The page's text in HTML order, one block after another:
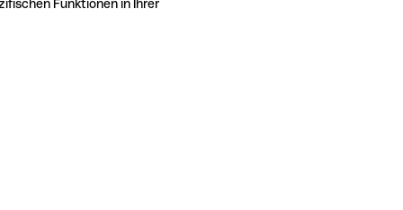
Funktionen in Ihrer